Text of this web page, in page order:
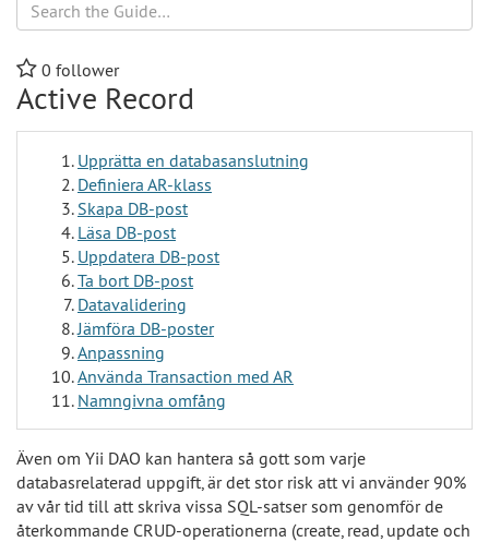
0 follower
Active Record
Upprätta en databasanslutning
Definiera AR-klass
Skapa DB-post
Läsa DB-post
Uppdatera DB-post
Ta bort DB-post
Datavalidering
Jämföra DB-poster
Anpassning
Använda Transaction med AR
Namngivna omfång
Även om Yii DAO kan hantera så gott som varje
databasrelaterad uppgift, är det stor risk att vi använder 90%
av vår tid till att skriva vissa SQL-satser som genomför de
återkommande CRUD-operationerna (create, read, update och